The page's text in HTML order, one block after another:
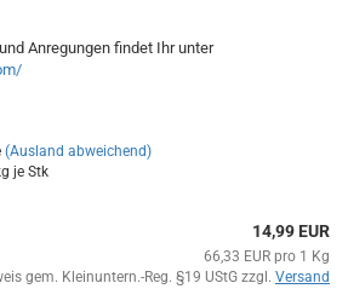
Anregungen findet Ihr unter
(Ausland abweichend)
je Stk
14,99 EUR
66,33 EUR pro 1 Kg
gem. Kleinuntern.-Reg. §19 UStG zzgl. Versand